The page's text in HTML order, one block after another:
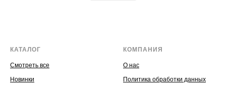
КАТАЛОГ
Смотреть все
Новинки
КОМПАНИЯ
О нас
Политика обработки данных